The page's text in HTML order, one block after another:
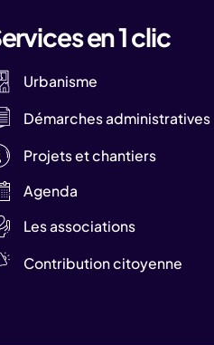
en 1 clic
Urbanisme
Démarches administratives
Projets et chantiers
Agenda
Les associations
Contribution citoyenne